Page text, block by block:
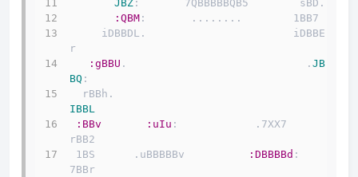
JBZ
:QBM
r
:gBBU .                            . JB
BQ :
IBBL
:BBv
:uIu :            .7XX7
rBB2
1BS      .uBBBBBv
:DBBBBd :
7BBr